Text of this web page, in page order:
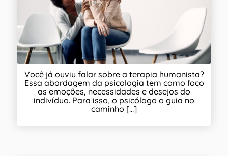
Você já ouviu falar sobre a terapia humanista?
Essa abordagem da psicologia tem como foco
as emoções, necessidades e desejos do
indivíduo. Para isso, o psicólogo o guia no
caminho [...]